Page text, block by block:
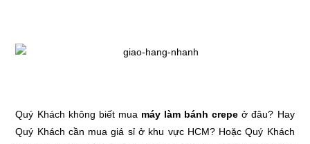
Quý Khách không biết mua máy làm bánh crepeở đâu? Hay
Quý Khách cần mua giá sỉ ở khu vực HCM? Hoặc Quý Khách